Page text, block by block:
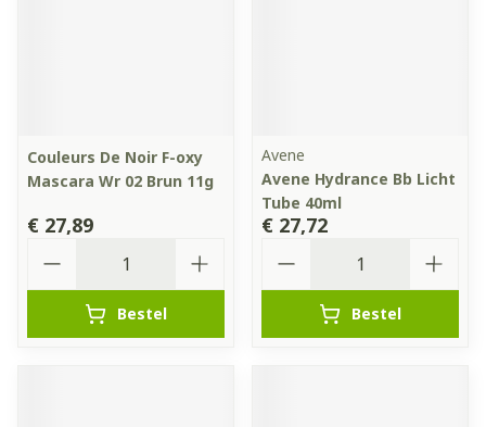
Couleurs De Noir F-oxy
Mascara Wr 02 Brun 11g
€ 27,89
Bestel
Avene
Avene Hydrance Bb Licht
Tube 40ml
€ 27,72
Bestel